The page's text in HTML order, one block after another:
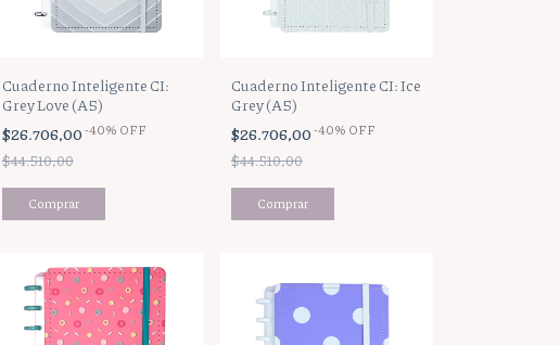
Cuaderno Inteligente CI:
Grey Love (A5)
$26.706,00-40% OFF
$44.510,00
Cuaderno Inteligente CI: Ice
Grey (A5)
$26.706,00-40% OFF
$44.510,00